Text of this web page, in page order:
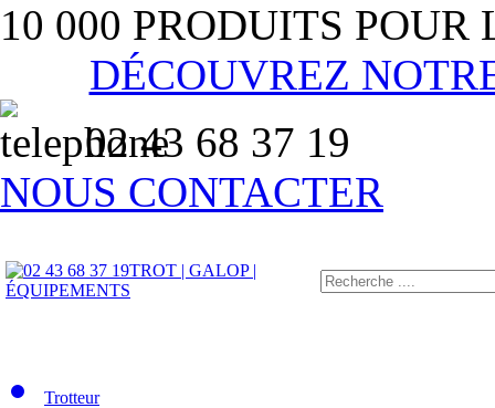
10 000 PRODUITS
DÉCOUVREZ
02 43 68 37 19
NOUS CONTACTER
TROT | GALOP |
ÉQUIPEMENTS
Trotteur